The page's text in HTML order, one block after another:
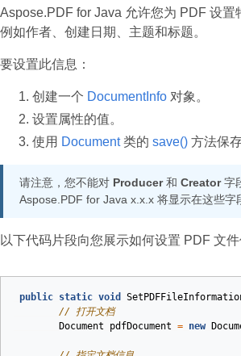
Aspose.PDF for Java 允许您为 PDF 设置
例如作者、创建日期、主题和标题。
要设置此信息：
创建一个 DocumentInfo 对象。
设置属性的值。
使用 Document类的 save() 方法保
请注意，您不能对 Producer和 Creator字
Aspose.PDF for Java x.x.x 将显示在这些字
以下代码片段向您展示如何设置 PDF 文件
public static void
// 打开文档
Document
pdfDocument = new